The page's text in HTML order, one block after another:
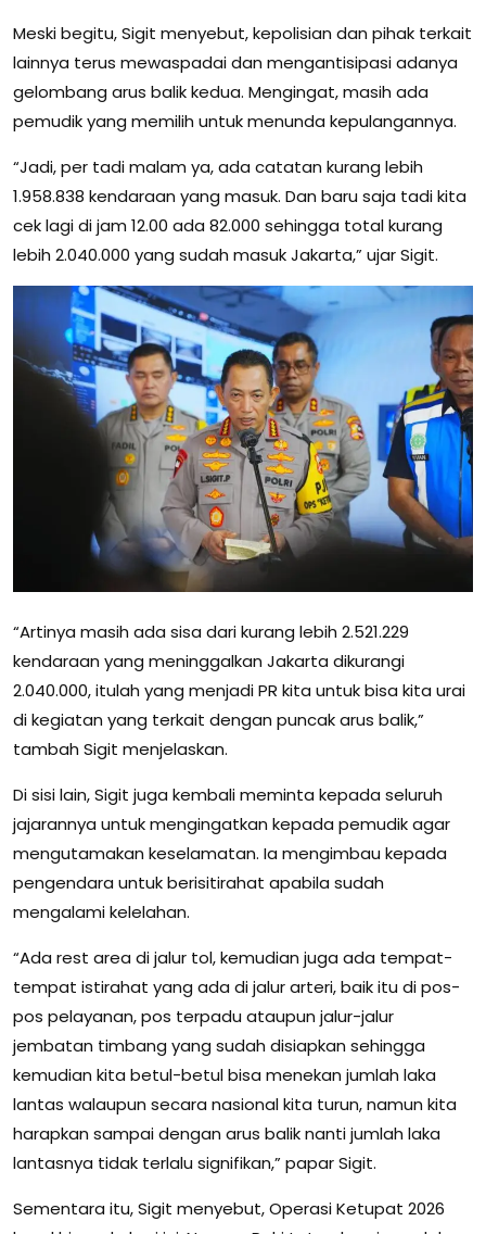
Meski begitu, Sigit menyebut, kepolisian dan pihak terkait
lainnya terus mewaspadai dan mengantisipasi adanya
gelombang arus balik kedua. Mengingat, masih ada
pemudik yang memilih untuk menunda kepulangannya.
“Jadi, per tadi malam ya, ada catatan kurang lebih
1.958.838 kendaraan yang masuk. Dan baru saja tadi kita
cek lagi di jam 12.00 ada 82.000 sehingga total kurang
lebih 2.040.000 yang sudah masuk Jakarta,” ujar Sigit.
“Artinya masih ada sisa dari kurang lebih 2.521.229
kendaraan yang meninggalkan Jakarta dikurangi
2.040.000, itulah yang menjadi PR kita untuk bisa kita urai
di kegiatan yang terkait dengan puncak arus balik,”
tambah Sigit menjelaskan.
Di sisi lain, Sigit juga kembali meminta kepada seluruh
jajarannya untuk mengingatkan kepada pemudik agar
mengutamakan keselamatan. Ia mengimbau kepada
pengendara untuk berisitirahat apabila sudah
mengalami kelelahan.
“Ada rest area di jalur tol, kemudian juga ada tempat-
tempat istirahat yang ada di jalur arteri, baik itu di pos-
pos pelayanan, pos terpadu ataupun jalur-jalur
jembatan timbang yang sudah disiapkan sehingga
kemudian kita betul-betul bisa menekan jumlah laka
lantas walaupun secara nasional kita turun, namun kita
harapkan sampai dengan arus balik nanti jumlah laka
lantasnya tidak terlalu signifikan,” papar Sigit.
Sementara itu, Sigit menyebut, Operasi Ketupat 2026